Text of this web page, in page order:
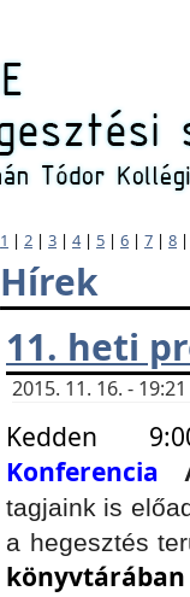
1 | 2 | 3 | 4| 5 | 6 | 7 | 8
Hírek
11. heti
2015. 11. 16. -
Kedden
Konferencia
tagjaink is
a hegesztés
könyvtárában